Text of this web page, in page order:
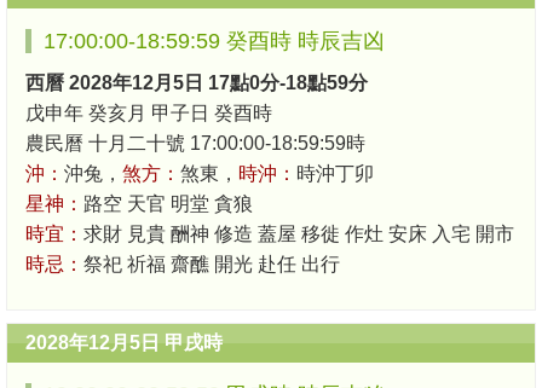
17:00:00-18:59:59 癸酉時 時辰吉凶
西曆 2028年12月5日 17點0分-18點59分
戊申年 癸亥月 甲子日 癸酉時
農民曆 十月二十號 17:00:00-18:59:59時
沖： 沖兔， 煞方： 煞東， 時沖： 時沖丁卯
星神： 路空 天官 明堂 貪狼
時宜： 求財 見貴 酬神 修造 蓋屋 移徙 作灶 安床 入宅 開市
時忌： 祭祀 祈福 齋醮 開光 赴任 出行
2028年12月5日 甲戌時